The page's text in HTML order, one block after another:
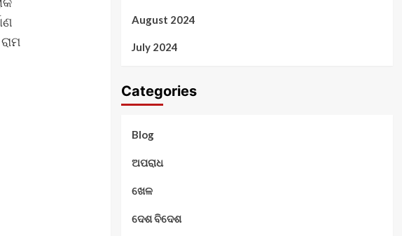
August 2024
July 2024
Categories
Blog
ଅପରାଧ
ଖେଳ
ଦେଶ ବିଦେଶ